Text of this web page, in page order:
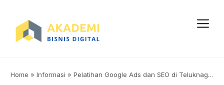
content
Home » Informasi » Pelatihan Google Ads dan SEO di Teluknaga: